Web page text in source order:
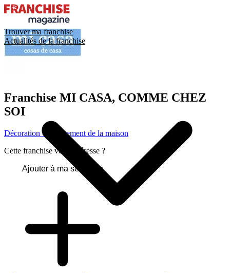
Trouver ma franchise
Actualités de la franchise
Franchise MI CASA, COMME CHEZ
SOI
Décoration - Équipement de la maison
Cette franchise vous intéresse ?
Ajouter à ma sélection